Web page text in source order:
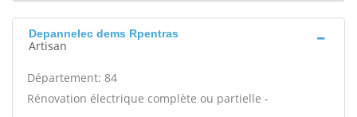
Depannelec dems Rpentras
Artisan
Département: 84
Rénovation électrique complète ou partielle -